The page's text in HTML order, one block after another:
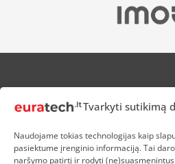
Tvarkyti sutikimą
Naudojame tokias technologijas kaip
pasiektume įrenginio informaciją. Tai
naršymo patirtį ir rodyti
APIE MUS
NUOLAIDOS
PREKIŲ IR PINIGŲ